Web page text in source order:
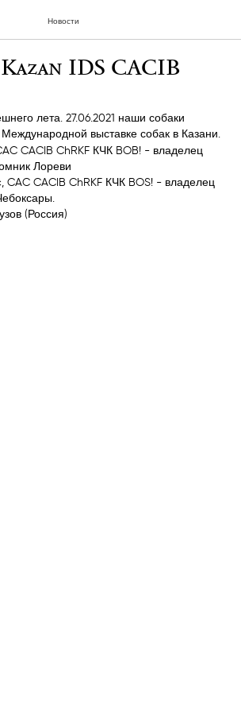
Новости
Kazan IDS CACIB
лета. 27.06.2021 наши собаки
выставке собак в Казани.
CACIB ChRKF КЧК BOB! - владелец
Лореви
CAC CACIB ChRKF КЧК BOS! - владелец
(Россия)